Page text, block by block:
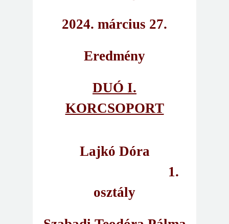
2024. március 27.
Eredmény
DUÓ I.
KORCSOPORT
Lajkó Dóra
1.
osztály